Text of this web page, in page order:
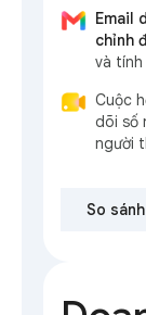
Email
chỉnh
và
Cuộc
dõi số
người
So